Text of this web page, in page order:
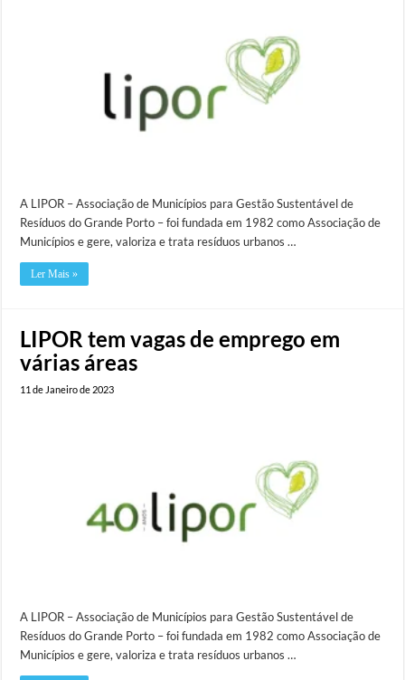
A LIPOR – Associação de Municípios para Gestão Sustentável de
Resíduos do Grande Porto – foi fundada em 1982 como Associação de
Municípios e gere, valoriza e trata resíduos urbanos …
Ler Mais »
LIPOR tem vagas de emprego em
várias áreas
11 de Janeiro de 2023
A LIPOR – Associação de Municípios para Gestão Sustentável de
Resíduos do Grande Porto – foi fundada em 1982 como Associação de
Municípios e gere, valoriza e trata resíduos urbanos …